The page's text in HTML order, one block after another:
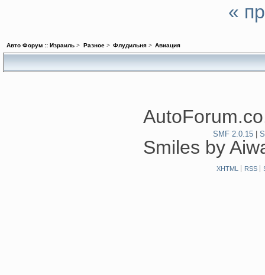
«
Авто Форум :: Израиль > Разное> Флудильня> Авиация
SMF 2.0.15
Smiles by
XHTML RSS